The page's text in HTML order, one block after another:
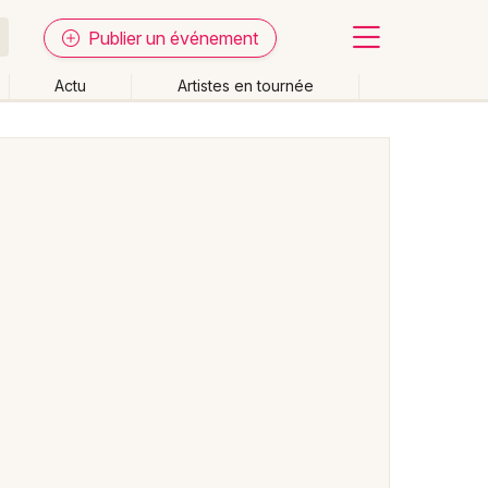
Publier un événement
Actu Artistes en tournée